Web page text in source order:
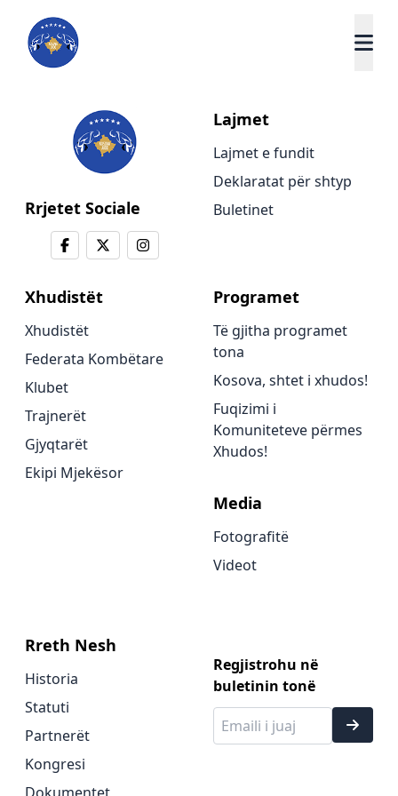
Rrjetet Sociale
Lajmet
Lajmet e fundit
Deklaratat për shtyp
Buletinet
Xhudistët
Xhudistët
Federata Kombëtare
Klubet
Trajnerët
Gjyqtarët
Ekipi Mjekësor
Programet
Të gjitha programet
tona
Kosova, shtet i xhudos!
Fuqizimi i
Komuniteteve përmes
Xhudos!
Media
Fotografitë
Videot
Rreth Nesh
Historia
Statuti
Partnerët
Kongresi
Regjistrohu në
buletinin tonë